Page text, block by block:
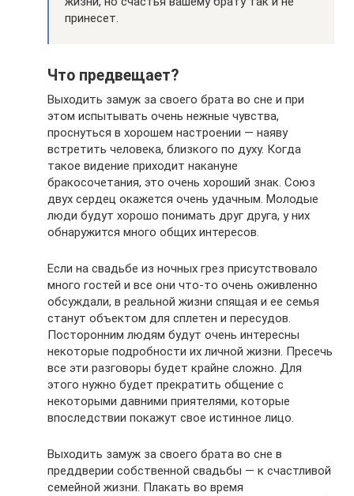
принесет.
Что предвещает?
Выходить замуж за своего брата во сне и при
этом испытывать очень нежные чувства,
проснуться в хорошем настроении — наяву
встретить человека, близкого по духу. Когда
такое видение приходит накануне
бракосочетания, это очень хороший знак. Союз
двух сердец окажется очень удачным. Молодые
люди будут хорошо понимать друг друга, у них
обнаружится много общих интересов.
Если на свадьбе из ночных грез присутствовало
много гостей и все они что-то очень оживленно
обсуждали, в реальной жизни спящая и ее семья
станут объектом для сплетен и пересудов.
Посторонним людям будут очень интересны
некоторые подробности их личной жизни. Пресечь
все эти разговоры будет крайне сложно. Для
этого нужно будет прекратить общение с
некоторыми давними приятелями, которые
впоследствии покажут свое истинное лицо.
Выходить замуж за своего брата во сне в
преддверии собственной свадьбы — к счастливой
семейной жизни. Плакать во время